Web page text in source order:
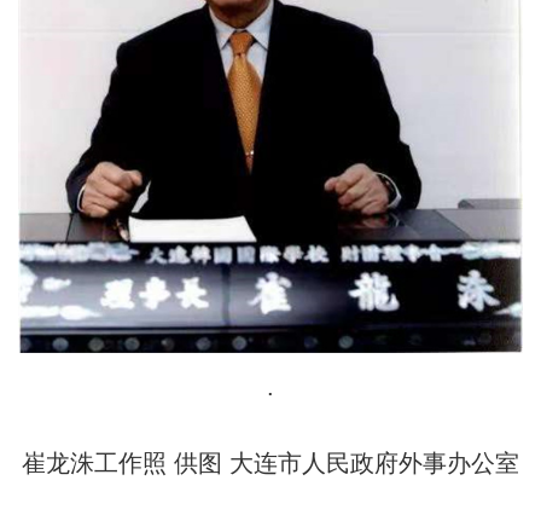
.
崔龙洙工作照 供图 大连市人民政府外事办公室